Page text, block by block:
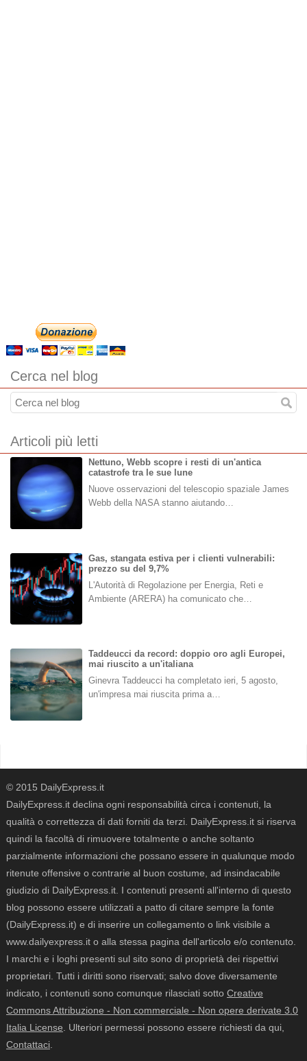
Cerca nel blog
Articoli più letti
Nettuno, Webb scopre i resti di un'antica
catastrofe tra le sue lune
Nuove osservazioni del telescopio spaziale James
Webb della NASA stanno aiutando…
Gas, stangata estiva per i clienti vulnerabili:
prezzo su del 9,7%
L'Autorità di Regolazione per Energia, Reti e
Ambiente (ARERA) ha comunicato che…
Taddeucci da record: doppio oro agli Europei,
mai riuscito a un'italiana
Ginevra Taddeucci ha completato ieri, 5 agosto,
un'impresa mai riuscita prima a…
© 2015 DailyExpress.it
DailyExpress.it declina ogni responsabilità circa i contenuti, la
qualità o correttezza di dati forniti da terzi. DailyExpress.it si riserva
quindi la facoltà di rimuovere totalmente o anche soltanto
parzialmente informazioni che possano essere in qualunque modo
ritenute offensive o contrarie al buon costume, ad insindacabile
giudizio di DailyExpress.it. I contenuti presenti all'interno di questo
blog possono essere utilizzati a patto di citare sempre la fonte
(DailyExpress.it) e di inserire un collegamento o link visibile a
www.dailyexpress.it o alla stessa pagina dell'articolo e/o contenuto.
I marchi e i loghi presenti sul sito sono di proprietà dei rispettivi
proprietari. Tutti i diritti sono riservati; salvo dove diversamente
indicato, i contenuti sono comunque rilasciati sotto Creative
Commons Attribuzione - Non commerciale - Non opere derivate 3.0
Italia License . Ulteriori permessi possono essere richiesti da qui,
Contattaci